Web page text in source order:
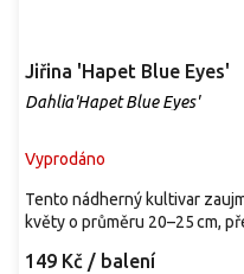
Jiřina 'Hapet Blue Eyes'
Dahlia'Hapet Blue Eyes'
Vyprodáno
149 Kč / balení
Tento nádherný kultivar
květy o průměru 20–25 cm,